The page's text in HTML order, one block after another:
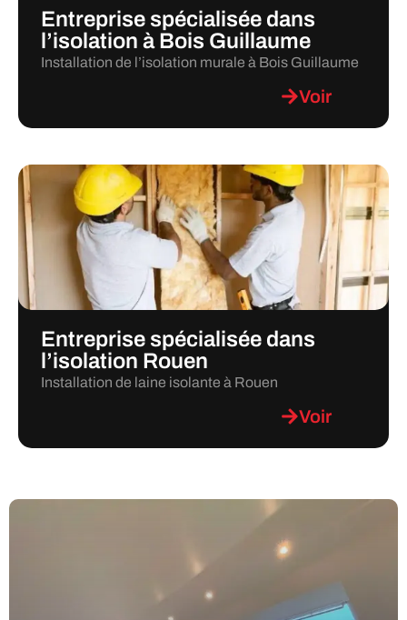
Entreprise spécialisée dans
l’isolation à Bois Guillaume
Installation de l’isolation murale à Bois Guillaume
Voir
Entreprise spécialisée dans
l’isolation Rouen
Installation de laine isolante à Rouen
Voir